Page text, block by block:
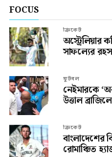
FOCUS
ক্রিকেট
অস্ট্রেলিয়ার
সাফল্যের
ফুটবল
নেইমারকে
উত্তাল
ক্রিকেট
বাংলাদেশের
রোমাঞ্চিত